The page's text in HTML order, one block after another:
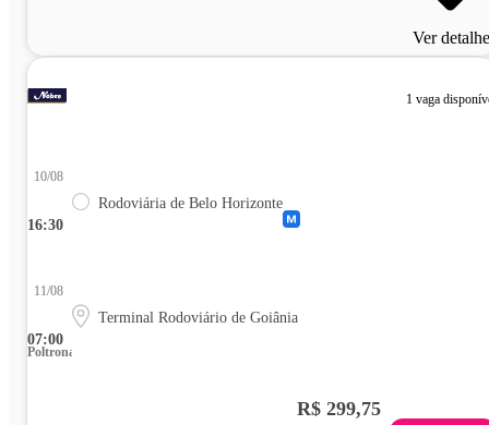
Ver
1 vaga
16:30
10/08
Rodoviária de Belo Horizonte
07:00
11/08
Terminal Rodoviário de Goiânia
Poltrona
R$ 299,75